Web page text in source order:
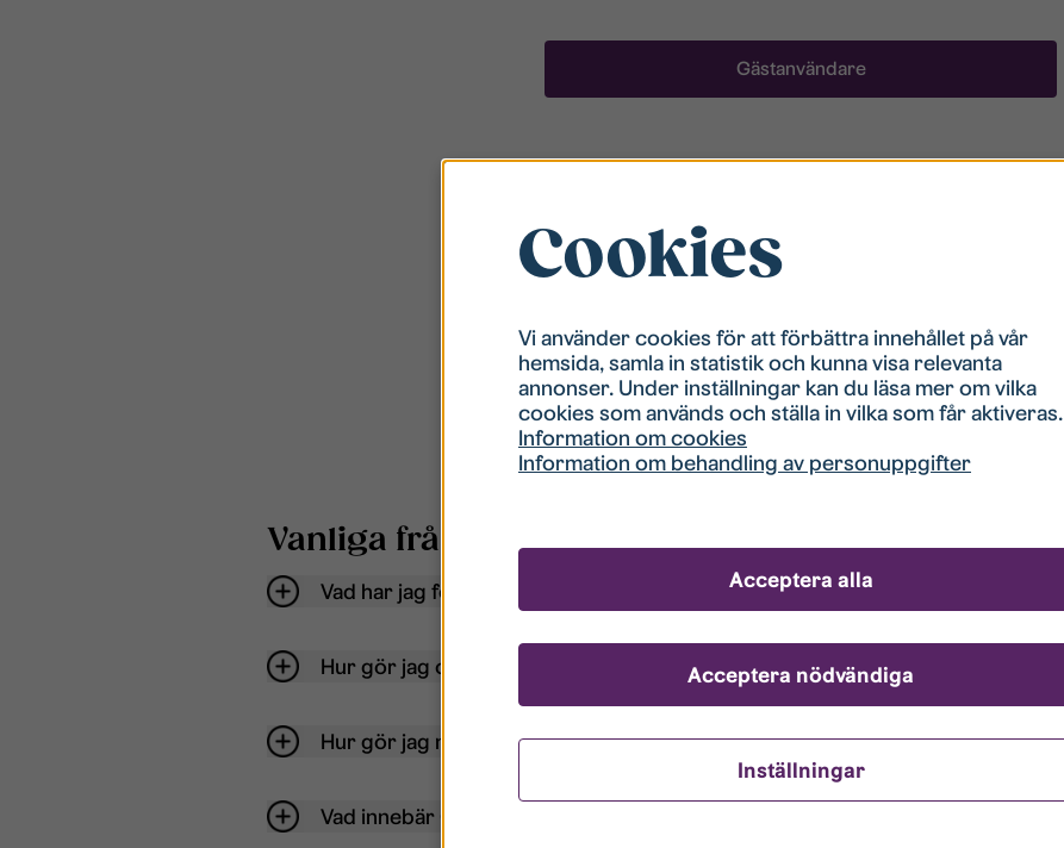
Gästanvändare
För att ha möjlighet att söka boende måste du vara
snabbt!
Registrera ett konto
Vanliga frågor och svar
Vad har jag för användarnamn?
Hur gör jag om mitt konto är låst?
Hur gör jag när jag glömt mitt lösenord?
Vad innebär Gästkonto/Gästanvändare?
Cookies
Vi använder cookies för att förbättra innehållet på vår
hemsida, samla in statistik och kunna visa relevanta
annonser. Under inställningar kan du läsa mer om vilka
cookies som används och ställa in vilka som får aktiveras.
Information om cookies
Information om behandling av personuppgifter
Inställningar
Acceptera nödvändiga
Acceptera alla